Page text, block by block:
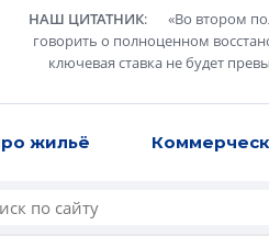
НАШ ЦИТАТНИК: «Во втором
говорить о полноценном
ключевая ставка не будет
жильё